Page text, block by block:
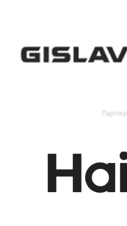
Партнер